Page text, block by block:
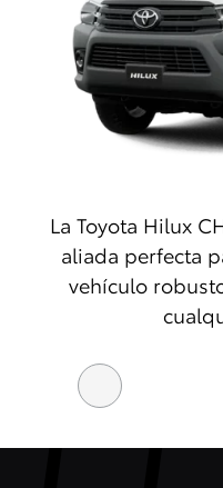
La Toyota Hilux
aliada perfecta
vehículo